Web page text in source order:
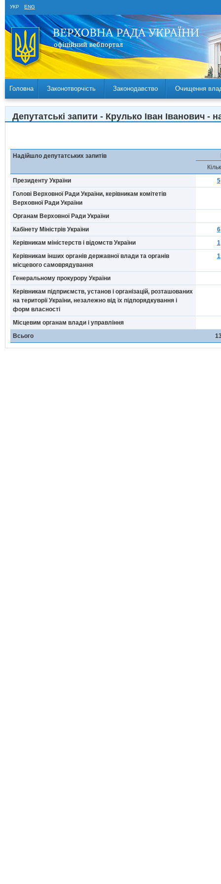
УКР ENG
Головна Законотворчість Законодавство Очищення
Депутатські запити - Крулько Іван Іванович -
Надійшло депутатських запитів
Президенту України
5
Голові Верховної Ради України, керівникам комітетів
Верховної Ради України
Органам Верховної Ради України
Кабінету Міністрів України
6
Керівникам міністерств і відомств України
1
Керівникам інших органів державної влади та органів
місцевого самоврядування
1
Генеральному прокурору України
Керівникам підприємств, установ і організацій, розташованих
на території України, незалежно від їх підпорядкування і
форм власності
Місцевим органам влади і управління
Всього